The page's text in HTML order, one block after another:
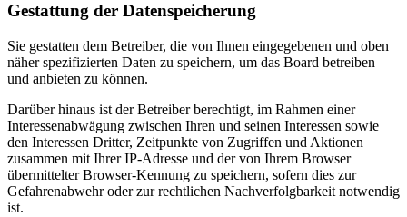
Gestattung der Datenspeicherung
Sie gestatten dem Betreiber, die von Ihnen eingegebenen und oben
näher spezifizierten Daten zu speichern, um das Board betreiben
und anbieten zu können.
Darüber hinaus ist der Betreiber berechtigt, im Rahmen einer
Interessenabwägung zwischen Ihren und seinen Interessen sowie
den Interessen Dritter, Zeitpunkte von Zugriffen und Aktionen
zusammen mit Ihrer IP-Adresse und der von Ihrem Browser
übermittelter Browser-Kennung zu speichern, sofern dies zur
Gefahrenabwehr oder zur rechtlichen Nachverfolgbarkeit notwendig
ist.